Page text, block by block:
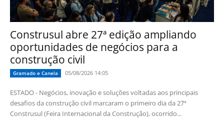
Construsul abre 27ª edição ampliando
oportunidades de negócios para a
construção civil
Gramado e Canela 05/08/2026 14:05
ESTADO - Negócios, inovação e soluções voltadas aos principais
desafios da construção civil marcaram o primeiro dia da 27ª
Construsul (Feira Internacional da Construção), ocorrido...